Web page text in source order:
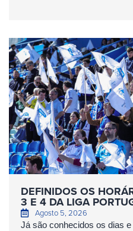
DEFINIDOS OS
3 E 4 DA LIGA
Agosto 5, 2026
Já são conhecidos os dias